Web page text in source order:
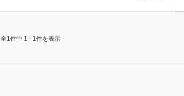
全1件中 1 - 1件を表示